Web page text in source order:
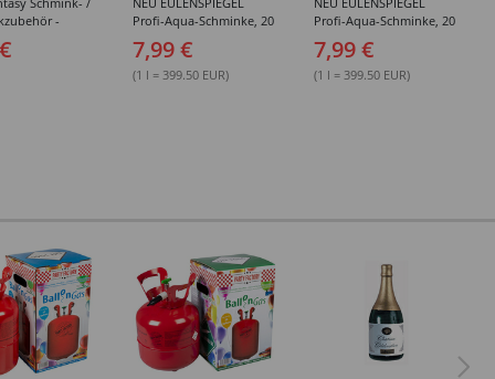
-
Artikel
Profi-Aqua-Schminke, 20
ml, Weiß- / Schwarz- &
Grau-Töne -
Verschiedene Farben
7,99 €
(1 l = 399.50 EUR)
Profi-Aqua-Schminke, 20
ml, Rot-Töne -
Verschiedene Farben
7,99 €
(1 l = 399.50 EUR)